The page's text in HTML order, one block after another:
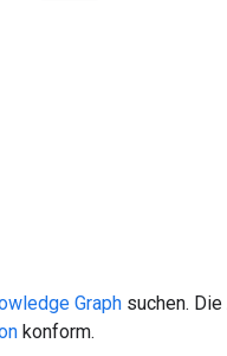
Graph suchen.
konform.